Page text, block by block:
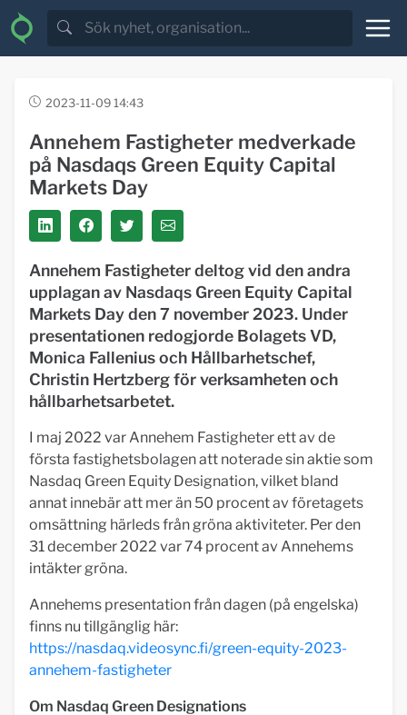
2023-11-09 14:43
Annehem Fastigheter medverkade
på Nasdaqs Green Equity Capital
Markets Day
Annehem Fastigheter deltog vid den andra
upplagan av Nasdaqs Green Equity Capital
Markets Day den 7 november 2023. Under
presentationen redogjorde Bolagets VD,
Monica Fallenius och Hållbarhetschef,
Christin Hertzberg för verksamheten och
hållbarhetsarbetet.
I maj 2022 var Annehem Fastigheter ett av de
första fastighetsbolagen att noterade sin aktie som
Nasdaq Green Equity Designation, vilket bland
annat innebär att mer än 50 procent av företagets
omsättning härleds från gröna aktiviteter. Per den
31 december 2022 var 74 procent av Annehems
intäkter gröna.
Annehems presentation från dagen (på engelska)
finns nu tillgänglig här:
https://nasdaq.videosync.fi/green-equity-2023-
annehem-fastigheter
Om Nasdaq Green Designations